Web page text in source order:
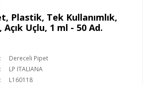
Plastik, Tek Kullanımlık,
Uçlu, 1 ml - 50 Ad.
Dereceli Pipet
LP ITALIANA
L160118